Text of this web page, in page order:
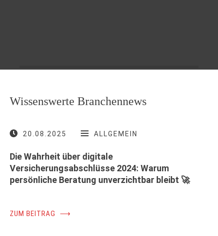
Wissenswerte Branchennews
20.08.2025 ALLGEMEIN
Die Wahrheit über digitale
Versicherungsabschlüsse 2024: Warum
persönliche Beratung unverzichtbar bleibt 🚀
ZUM BEITRAG ⟶